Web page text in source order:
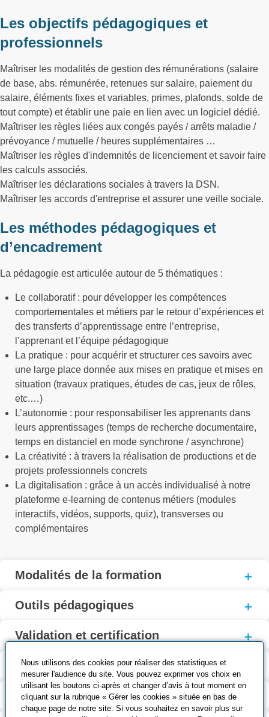
Les objectifs pédagogiques et
professionnels
Maîtriser les modalités de gestion des rémunérations (salaire
de base, abs. rémunérée, retenues sur salaire, paiement du
salaire, éléments fixes et variables, primes, plafonds, solde de
tout compte) et établir une paie en lien avec un logiciel dédié.
Maîtriser les règles liées aux congés payés / arrêts maladie /
prévoyance / mutuelle / heures supplémentaires …
Maîtriser les règles d'indemnités de licenciement et savoir faire
les calculs associés.
Maîtriser les déclarations sociales à travers la DSN.
Maîtriser les accords d'entreprise et assurer une veille sociale.
Les méthodes pédagogiques et
d’encadrement
La pédagogie est articulée autour de 5 thématiques :
Le collaboratif : pour développer les compétences
comportementales et métiers par le retour d’expériences et
des transferts d’apprentissage entre l’entreprise,
l’apprenant et l’équipe pédagogique
La pratique : pour acquérir et structurer ces savoirs avec
une large place donnée aux mises en pratique et mises en
situation (travaux pratiques, études de cas, jeux de rôles,
etc.…)
L’autonomie : pour responsabiliser les apprenants dans
leurs apprentissages (temps de recherche documentaire,
temps en distanciel en mode synchrone / asynchrone)
La créativité : à travers la réalisation de productions et de
projets professionnels concrets
La digitalisation : grâce à un accès individualisé à notre
plateforme e-learning de contenus métiers (modules
interactifs, vidéos, supports, quiz), transverses ou
complémentaires
Modalités de la formation
Outils pédagogiques
Validation et certification
Coût et financement
Taux de réussite à l’examen
Nous utilisons des cookies pour réaliser des statistiques et
mesurer l'audience du site. Vous pouvez exprimer vos choix en
utilisant les boutons ci-après et changer d’avis à tout moment en
cliquant sur la rubrique « Gérer les cookies » située en bas de
chaque page de notre site. Si vous souhaitez en savoir plus sur